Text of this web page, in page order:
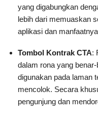
yang digabungkan
lebih dari memuaskan
aplikasi dan
Tombol Kontrak CTA:
dalam rona yang
digunakan pada laman
mencolok. Secara
pengunjung dan